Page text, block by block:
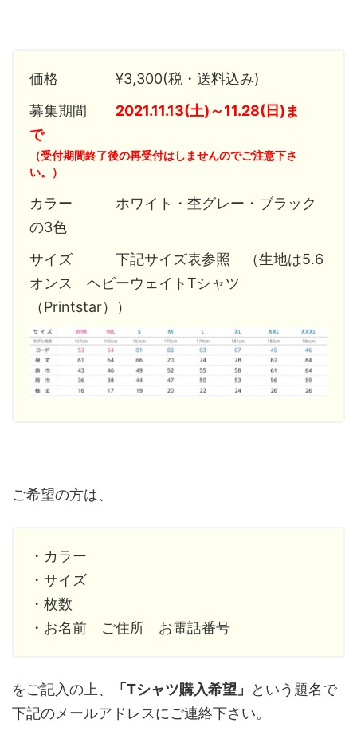
価格 ¥3,300(税・送料込み)
募集期間 2021.11.13(土)～11.28(日)ま
で
（受付期間終了後の再受付はしませんのでご注意下さ
い。）
カラー ホワイト・杢グレー・ブラック
の3色
サイズ 下記サイズ表参照 （生地は5.6
オンス ヘビーウェイトTシャツ
（Printstar））
ご希望の方は、
・カラー
・サイズ
・枚数
・お名前 ご住所 お電話番号
をご記入の上、 「Tシャツ購入希望」
という題名で
下記のメールアドレスにご連絡下さい。